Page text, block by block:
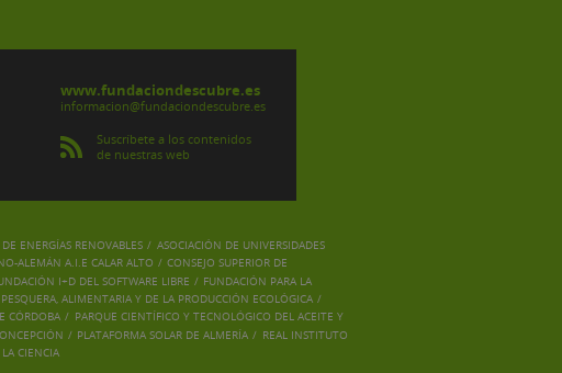
www.fundaciondescubre.es
informacion@fundaciondescubre.es
Suscríbete a los contenidos
de nuestras web
ENERGÍAS RENOVABLES / ASOCIACIÓN DE UNIVERSIDADES
ALEMÁN A.I.E CALAR ALTO / CONSEJO SUPERIOR DE
I+D DEL SOFTWARE LIBRE / FUNDACIÓN PARA LA
ALIMENTARIA Y DE LA PRODUCCIÓN ECOLÓGICA /
CÓRDOBA / PARQUE CIENTÍFICO Y TECNOLÓGICO DEL ACEITE Y
/ PLATAFORMA SOLAR DE ALMERÍA / REAL INSTITUTO
CIENCIA